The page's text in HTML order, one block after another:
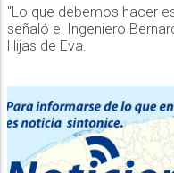
"Lo que debemos hacer
señaló el Ingeniero
Hijas de Eva.